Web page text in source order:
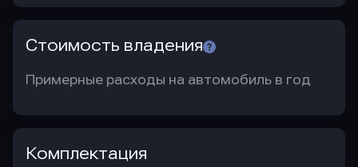
Стоимость владения
Примерные расходы на автомобиль в год
Комплектация